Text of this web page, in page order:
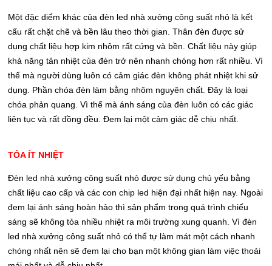
Một đặc diểm khác của đèn led nhà xưởng công suất nhỏ là kết
cấu rất chặt chẽ và bền lâu theo thời gian. Thân đèn được sử
dụng chất liệu hợp kim nhôm rất cứng và bền. Chất liệu này giúp
khả năng tản nhiệt của đèn trở nên nhanh chóng hơn rất nhiều. Vì
thế mà người dùng luôn có cảm giác đèn không phát nhiệt khi sử
dụng. Phần chóa đèn làm bằng nhôm nguyên chất. Đây là loại
chóa phản quang. Vì thế mà ánh sáng của đèn luôn có các giác
liên tục và rất đồng đều. Đem lại một cảm giác dễ chịu nhất.
TỎA ÍT NHIỆT
Đèn led nhà xưởng công suất nhỏ được sử dụng chủ yếu bằng
chất liệu cao cấp và các con chip led hiện đại nhất hiện nay. Ngoài
đem lại ánh sáng hoàn hảo thì sản phẩm trong quá trình chiếu
sáng sẽ không tỏa nhiều nhiệt ra môi trường xung quanh. Vì đèn
led nhà xưởng công suất nhỏ có thể tự làm mát một cách nhanh
chóng nhất nên sẽ đem lại cho bạn một không gian làm việc thoải